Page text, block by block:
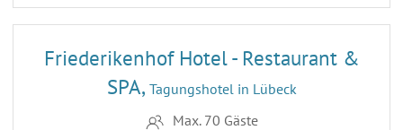
26
Friederikenhof Hotel - Restaurant &
SPA, Tagungshotel in Lübeck
Max. 70 Gäste